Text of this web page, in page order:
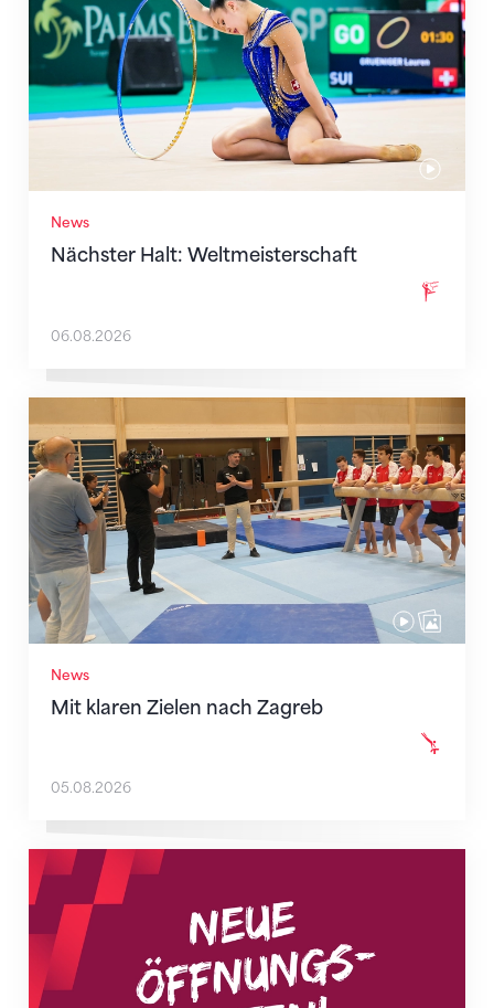
News
Nächster Halt: Weltmeisterschaft
06.08.2026
News
Mit klaren Zielen nach Zagreb
Mit klaren Zielen nach Zagreb
05.08.2026
Neue Empfangszeiten ab 1. August 2026